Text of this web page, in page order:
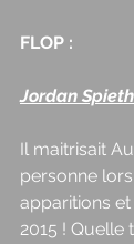
FLOP :
Jordan
Il maitrisait
personne
apparitions
2015 ! Quelle